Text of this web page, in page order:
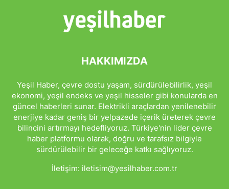
HAKKIMIZDA
Yeşil Haber, çevre dostu yaşam, sürdürülebilirlik, yeşil
ekonomi, yeşil endeks ve yeşil hisseler gibi konularda en
güncel haberleri sunar. Elektrikli araçlardan yenilenebilir
enerjiye kadar geniş bir yelpazede içerik üreterek çevre
bilincini artırmayı hedefliyoruz. Türkiye'nin lider çevre
haber platformu olarak, doğru ve tarafsız bilgiyle
sürdürülebilir bir geleceğe katkı sağlıyoruz.
İletişim: iletisim@yesilhaber.com.tr